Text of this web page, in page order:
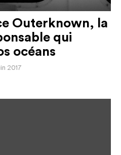
Outerknown, la
qui
océans
2017